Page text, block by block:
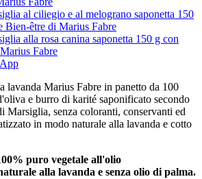
lavanda Marius Fabre in panetto da 100
e burro di karité saponificato secondo
Marsiglia, senza coloranti, conservanti ed
in modo naturale alla lavanda e cotto
puro vegetale all'olio
alla lavanda e senza olio di palma.